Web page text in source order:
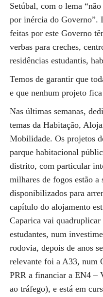
Setúbal, com o lema
por inércia do Governo”.
feitas por este Governo
verbas para creches,
residências estudantis,
Temos de garantir que
e que nenhum projeto
Nas últimas semanas,
temas da Habitação,
Mobilidade. Os projetos
parque habitacional
distrito, com particular
milhares de fogos estão a
disponibilizados para
capítulo do alojamento
Caparica vai quadruplicar
estudantes, num
rodovia, depois de anos
relevante foi a A33, num
PRR a financiar a EN4 –
ao tráfego), e está em